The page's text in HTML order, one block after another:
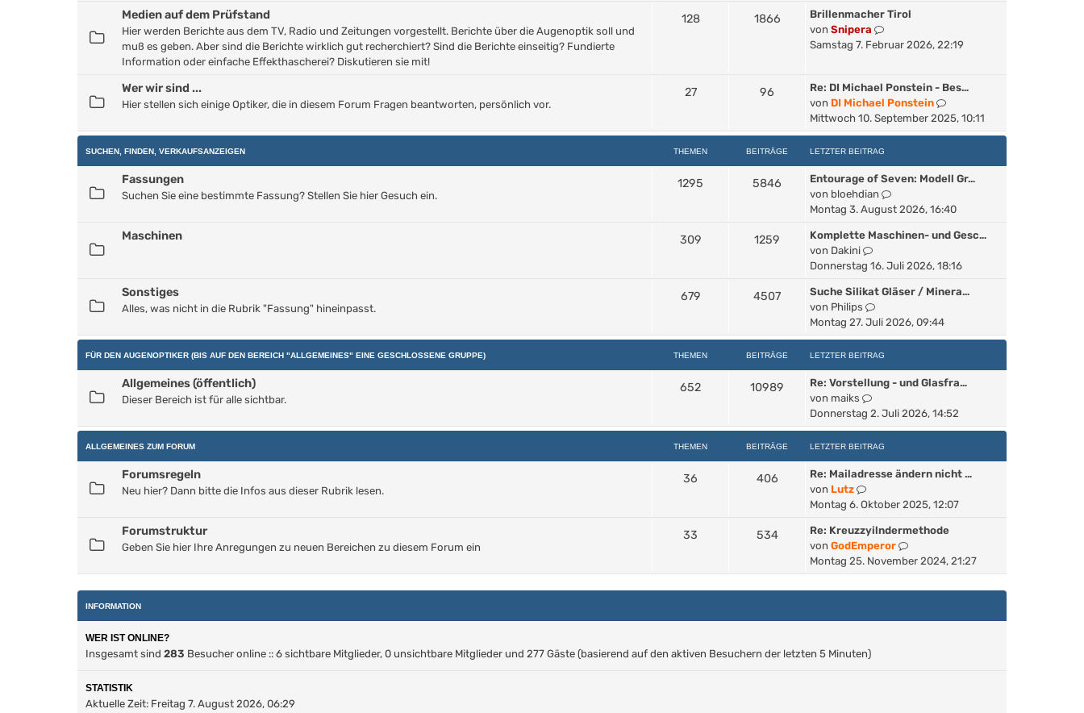
r
g
e
i
t
a
g
s
t
e
e
i
t
r
a
g
Medien auf dem Prüfstand
Hier werden Berichte aus dem TV, Radio und Zeitungen vorgestellt. Berichte über die Augenoptik soll und
muß es geben. Aber sind die Berichte wirklich gut recherchiert? Sind die Berichte einseitig? Fundierte
Information oder einfache Effekthascherei? Diskutieren sie mit!
128 1866
Brillenmacher Tirol
von Snipera
N
e
s
t
e
r
B
e
i
t
r
Samstag 7. Februar 2026, 22:19
Wer wir sind ...
Hier stellen sich einige Optiker, die in diesem Forum Fragen beantworten, persönlich vor.
27 96
Re: DI Michael Ponstein - Bes…
von DI Michael Ponstein
N
e
u
t
r
e
t
Mittwoch 10. September 2025, 10:11
SUCHEN, FINDEN, VERKAUFSANZEIGEN THEMEN BEITRÄGE LETZTER BEITRAG
Fassungen
Suchen Sie eine bestimmte Fassung? Stellen Sie hier Gesuch ein.
1295 5846
Entourage of Seven: Modell Gr…
von bloehdian
N
e
e
t
e
B
g
Montag 3. August 2026, 16:40
Maschinen 309 1259
Komplette Maschinen- und Gesc…
von Dakini
N
e
e
s
t
e
r
B
e
t
r
a
g
Donnerstag 16. Juli 2026, 18:16
Sonstiges
Alles, was nicht in die Rubrik "Fassung" hineinpasst.
679 4507
Suche Silikat Gläser / Minera…
von Philips
N
e
u
e
t
r
B
e
i
t
a
Montag 27. Juli 2026, 09:44
FÜR DEN AUGENOPTIKER (BIS AUF DEN BEREICH "ALLGEMEINES" EINE GESCHLOSSENE GRUPPE) THEMEN BEITRÄGE LETZTER BEITRAG
Allgemeines (öffentlich)
Dieser Bereich ist für alle sichtbar.
652 10989
Re: Vorstellung - und Glasfra…
von maiks
N
e
u
e
t
r
e
i
t
Donnerstag 2. Juli 2026, 14:52
ALLGEMEINES ZUM FORUM THEMEN BEITRÄGE LETZTER BEITRAG
Forumsregeln
Neu hier? Dann bitte die Infos aus dieser Rubrik lesen.
36 406
Re: Mailadresse ändern nicht …
von Lutz
N
e
e
s
t
t
Montag 6. Oktober 2025, 12:07
Forumstruktur
Geben Sie hier Ihre Anregungen zu neuen Bereichen zu diesem Forum ein
33 534
Re: Kreuzzyilndermethode
von GodEmperor
N
e
u
e
t
Montag 25. November 2024, 21:27
INFORMATION
WER IST ONLINE?
Insgesamt sind 283 Besucher online :: 6 sichtbare Mitglieder, 0 unsichtbare Mitglieder und 277 Gäste (basierend auf den aktiven Besuchern der letzten 5 Minuten)
STATISTIK
Aktuelle Zeit: Freitag 7. August 2026, 06:29